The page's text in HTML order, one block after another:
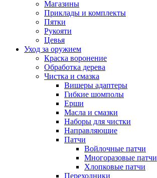
Магазины
Приклады и комплекты
Пятки
Рукояти
Цевья
Уход за оружием
Краска воронение
Обработка дерева
Чистка и смазка
Вишеры адаптеры
Гибкие шомполы
Ерши
Масла и смазки
Наборы для чистки
Направляющие
Патчи
Войлочные патчи
Многоразовые патчи
Хлопковые патчи
Переходники